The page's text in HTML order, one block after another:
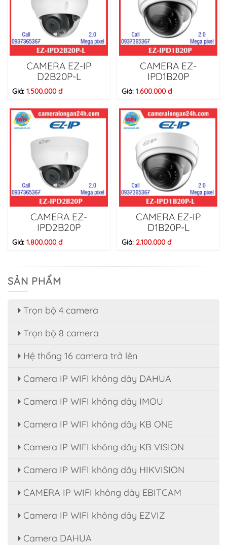
CAMERA EZ-IP
D2B20P-L
Giá: 1.500.000 đ
CAMERA EZ-
IPD1B20P
Giá: 1.600.000 đ
CAMERA EZ-
IPD2B20P
Giá: 1.800.000 đ
CAMERA EZ-IP
D1B20P-L
Giá: 2.100.000 đ
SẢN PHẨM
Trọn bộ 4 camera
Trọn bộ 8 camera
Hệ thống 16 camera trở lên
Camera IP WIFI không dây DAHUA
Camera IP WIFI không dây IMOU
Camera IP WIFI không dây KB ONE
Camera IP WIFI không dây KB VISION
Camera IP WIFI không dây HIKVISION
CAMERA IP WIFI không dây EBITCAM
Camera IP WIFI không dây EZVIZ
Camera DAHUA